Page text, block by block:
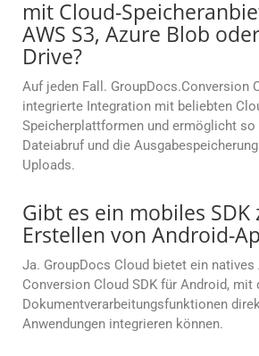
mit Cloud-
AWS S3, Azure Blob
Drive?
Auf jeden Fall. GroupDocs.Conversion
integrierte Integration mit beliebten
Speicherplattformen und ermöglicht so
Dateiabruf und die
Uploads.
Gibt es ein mobiles SDK
Erstellen von Android-
Ja. GroupDocs Cloud bietet ein natives
Conversion Cloud SDK für Android, mit
Dokumentverarbeitungsfunktionen
Anwendungen integrieren können.